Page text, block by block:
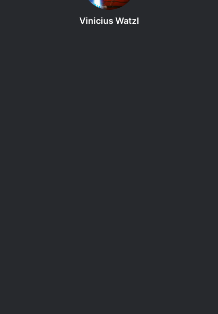
podcast produzido pelo RPG Next que faz a leitura e
discute as regras dos livros do sistema de RPG em
Vinicius Watzl